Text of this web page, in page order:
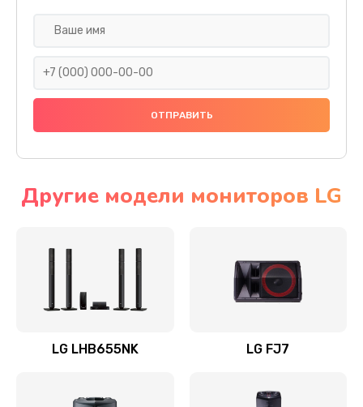
Ремонт платы электроники
Прошивка
Ремонт / замена кнопок, клавиш, индикаторов,
Другие модели мониторов LG
LG LHB655NK LG FJ7